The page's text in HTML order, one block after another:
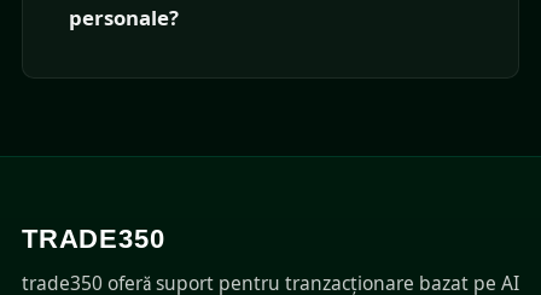
personale?
TRADE350
trade350 oferă suport pentru tranzacționare bazat pe AI